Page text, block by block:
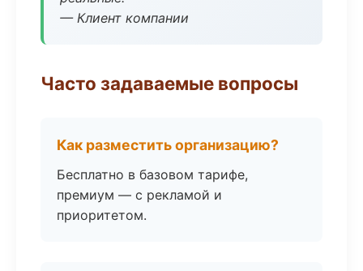
— Клиент компании
Часто задаваемые вопросы
Как разместить организацию?
Бесплатно в базовом тарифе,
премиум — с рекламой и
приоритетом.